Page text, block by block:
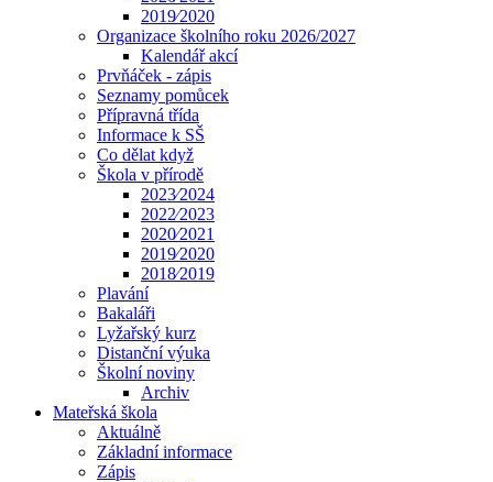
2019⁄2020
Organizace školního roku 2026/2027
Kalendář akcí
Prvňáček - zápis
Seznamy pomůcek
Přípravná třída
Informace k SŠ
Co dělat když
Škola v přírodě
2023⁄2024
2022⁄2023
2020⁄2021
2019⁄2020
2018⁄2019
Plavání
Bakaláři
Lyžařský kurz
Distanční výuka
Školní noviny
Archiv
Mateřská škola
Aktuálně
Základní informace
Zápis